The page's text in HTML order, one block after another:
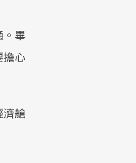
。畢
擔心
濟艙